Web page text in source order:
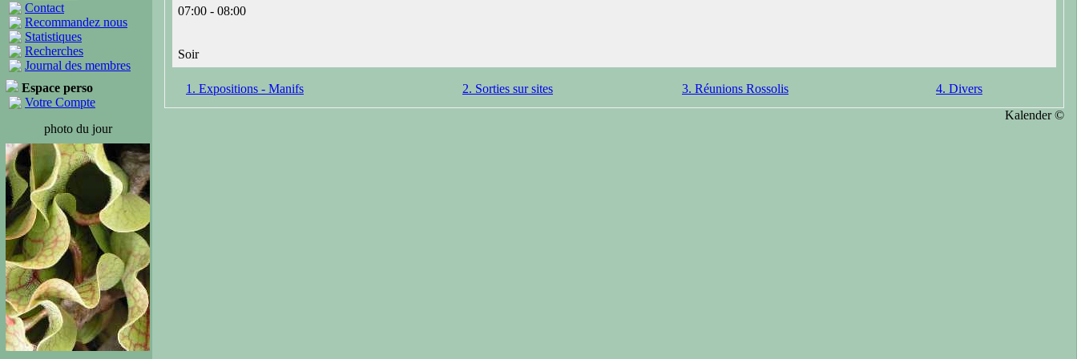
Contact
Recommandez nous
Statistiques
Recherches
Journal des membres
Espace perso
Votre Compte
photo du jour
07:00 - 08:00
Soir
1. Expositions - Manifs 2. Sorties sur sites 3. Réunions Rossolis
4. Divers
Kalender ©